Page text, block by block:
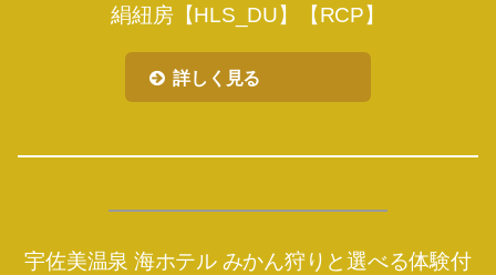
絹紐房【HLS_DU】【RCP】
詳しく見る
宇佐美温泉 海ホテル みかん狩りと選べる体験付